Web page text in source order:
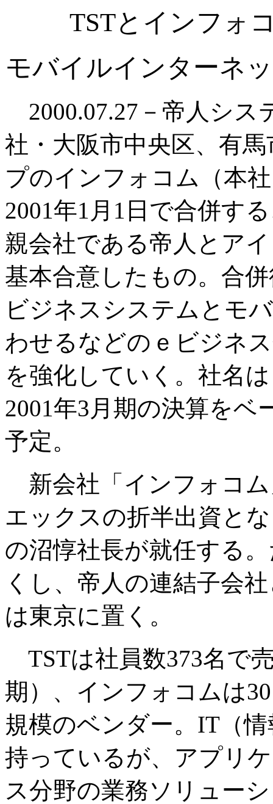
TSTとインフォ
モバイルインターネ
2000.07.27－帝人シス
社・大阪市中央区、有
プのインフォコム（本
2001年1月1日で合併す
親会社である帝人とア
基本合意したもの。合
ビジネスシステムとモ
わせるなどのｅビジネ
を強化していく。社名
2001年3月期の決算をベ
予定。
新会社「インフォコ
エックスの折半出資と
の沼惇社長が就任する
くし、帝人の連結子会
は東京に置く。
TSTは社員数373名で
期）、インフォコムは
規模のベンダー。IT（
持っているが、アプリ
ス分野の業務ソリュー